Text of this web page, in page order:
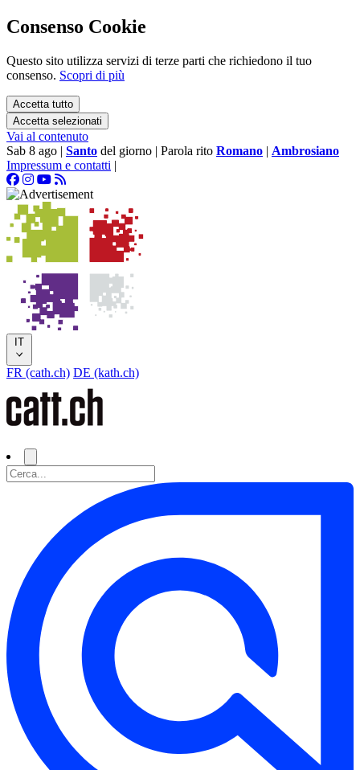
Consenso Cookie
Questo sito utilizza servizi di terze parti che richiedono il tuo
consenso. Scopri di più
Accetta tutto
Accetta selezionati
Vai al contenuto
Sab 8 ago | Santo del giorno | Parola rito Romano | Ambrosiano
Impressum e contatti |
IT
FR (cath.ch) DE (kath.ch)